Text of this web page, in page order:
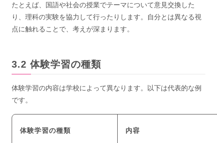
たとえば、国語や社会の授業でテーマについて意見交換した
り、理科の実験を協力して行ったりします。自分とは異なる視
点に触れることで、考えが深まります。
体験学習の種類
体験学習の内容は学校によって異なります。以下は代表的な例
です。
体験学習の種類 内容